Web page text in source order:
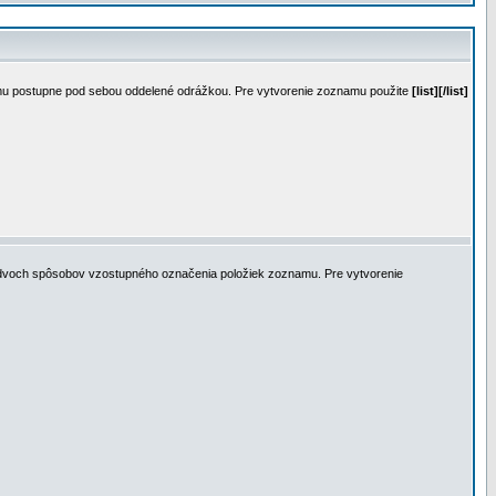
pod sebou oddelené odrážkou. Pre vytvorenie zoznamu použite [list][/list]
spôsobov vzostupného označenia položiek zoznamu. Pre vytvorenie